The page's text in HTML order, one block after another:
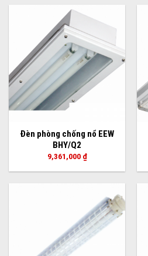
Đèn phòng chống nổ EEW
BHY/Q2
9,361,000 ₫